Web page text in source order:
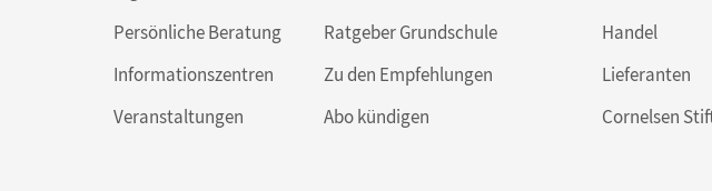
Persönliche Beratung
Informationszentren
Veranstaltungen
Ratgeber Grundschule
Zu den Empfehlungen
Abo kündigen
Handel
Lieferanten
Cornelsen